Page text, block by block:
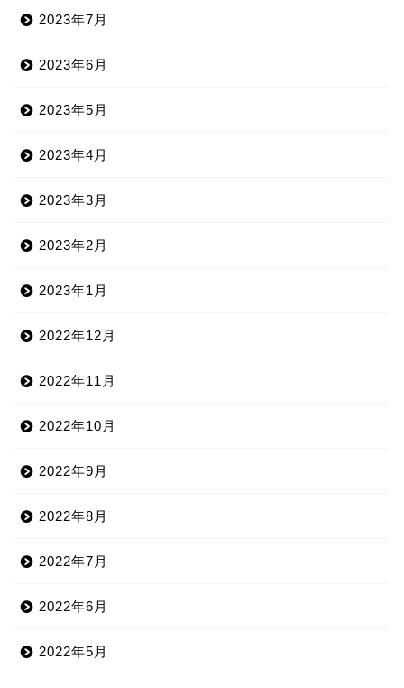
2023年7月
2023年6月
2023年5月
2023年4月
2023年3月
2023年2月
2023年1月
2022年12月
2022年11月
2022年10月
2022年9月
2022年8月
2022年7月
2022年6月
2022年5月